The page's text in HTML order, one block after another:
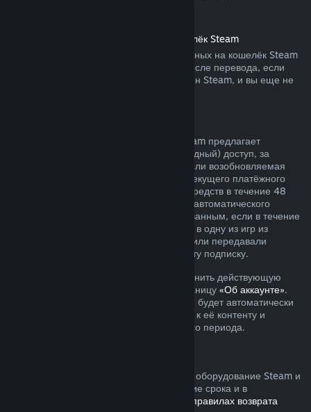
Возврат средств, переведённых на кошелёк Steam
Вы можете запросить возврат переведённых на кошелёк Steam
средств в течение четырнадцати дней после перевода, если
средства были переведены через магазин Steam, и вы еще не
Для определённого контента и услуг Steam предлагает
периодический (ежемесячный или ежегодный) доступ, за
который взимается регулярная плата. Если возобновляемая
подписка не использовалась в течение текущего платёжного
периода, вы можете запросить возврат средств в течение 48
часов с момента покупки или с момента автоматического
продления. Контент считается использованным, если в течение
текущего платёжного периода вы играли в одну из игр из
подписки либо использовали, изменяли или передавали
преимущества или скидки, входящие в эту подписку.
Обратите внимание, что вы можете отменить действующую
подписку в любое время, перейдя на станицу «Об аккаунте».
После отмены ваша подписка больше не будет автоматически
продлеваться, но у вас останется доступ к её контенту и
преимуществам до окончания платёжного периода.
Вы можете запросить возврат средств за оборудование Steam и
аксессуары, купленные в Steam, в течение срока и в
правилах возврата